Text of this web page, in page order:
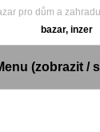
pro dům a zahradu
bazar, inzer
(zobrazit /